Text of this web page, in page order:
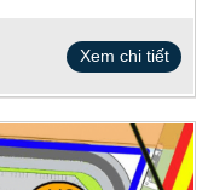
Xem chi tiết